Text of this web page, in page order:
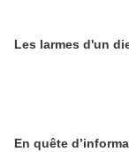
Les larmes d'un
En quête